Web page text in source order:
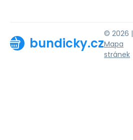
bundicky.cz
© 2026 |
Mapa
stránek